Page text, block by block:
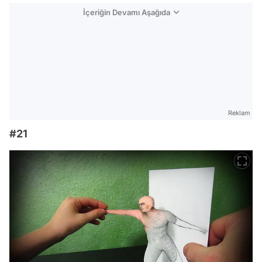
İçeriğin Devamı Aşağıda
Reklam
#21